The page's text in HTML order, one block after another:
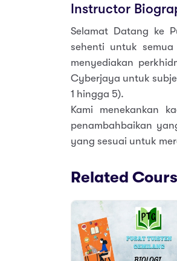
Instructor
Selamat Datang ke
sehenti untuk
menyediakan
Cyberjaya untuk
1 hingga 5).
Kami menekankan
penambahbaikan
yang sesuai untuk
Related